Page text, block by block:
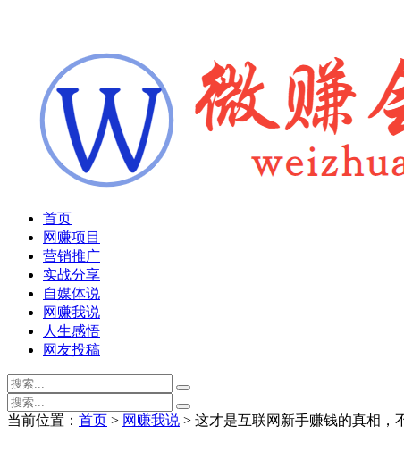
首页
网赚项目
营销推广
实战分享
自媒体说
网赚我说
人生感悟
网友投稿
当前位置： 首页 > 网赚我说 > 这才是互联网新手赚钱的真相，